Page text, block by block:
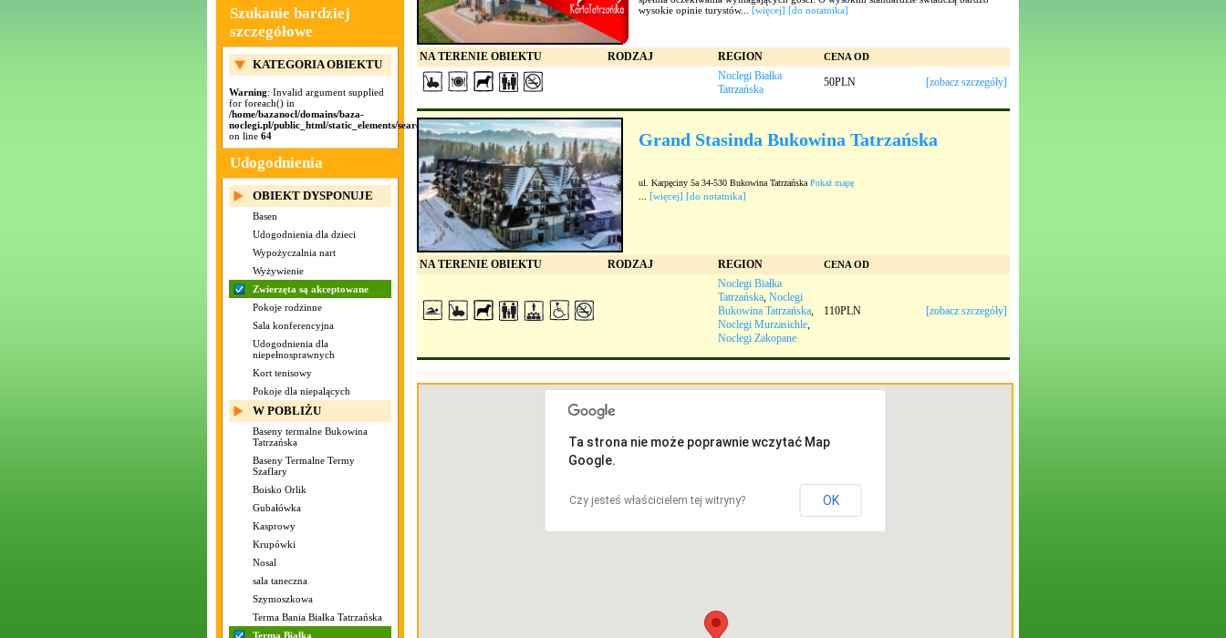
Szukanie bardziej
szczegółowe
KATEGORIA OBIEKTU
Warning: Invalid argument supplied
for foreach() in
/home/bazanocl/domains/baza-
noclegi.pl/public_html/static_elements/search_site.php
on line 64
Udogodnienia
OBIEKT DYSPONUJE
Basen
Udogodnienia dla dzieci
Wypożyczalnia nart
Wyżywienie
Zwierzęta są akceptowane
Pokoje rodzinne
Sala konferencyjna
Udogodnienia dla
niepełnosprawnych
Kort tenisowy
Pokoje dla niepalących
W POBLIŻU
Baseny termalne Bukowina
Tatrzańska
Baseny Termalne Termy
Szaflary
Boisko Orlik
Gubałówka
Kasprowy
Krupówki
Nosal
sala taneczna
Szymoszkowa
Terma Bania Białka Tatrzańska
Terma Białka
wysokie opinie turystów... [więcej] [do notatnika]
NA TERENIE OBIEKTU RODZAJ REGION CENA OD
Noclegi Białka
Tatrzańska
50PLN [zobacz szczegóły]
Grand Stasinda Bukowina Tatrzańska
ul. Karpęciny 5a 34-530 Bukowina Tatrzańska Pokaż mapę
[więcej] [do notatnika]
NA TERENIE OBIEKTU RODZAJ REGION CENA OD
Noclegi Białka
Tatrzańska, Noclegi
Bukowina Tatrzańska,
Noclegi Murzasichle,
Noclegi Zakopane
110PLN [zobacz szczegóły]
Ta strona nie może poprawnie wczytać Map
Google.
Czy jesteś właścicielem tej witryny? OK